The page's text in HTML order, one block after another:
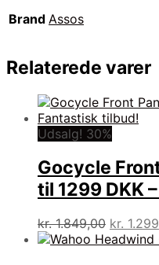
Brand Assos
Relaterede varer
Udsalg! 30%
Gocycle
til 1299 DKK
kr.1.849,00 Den
kr.